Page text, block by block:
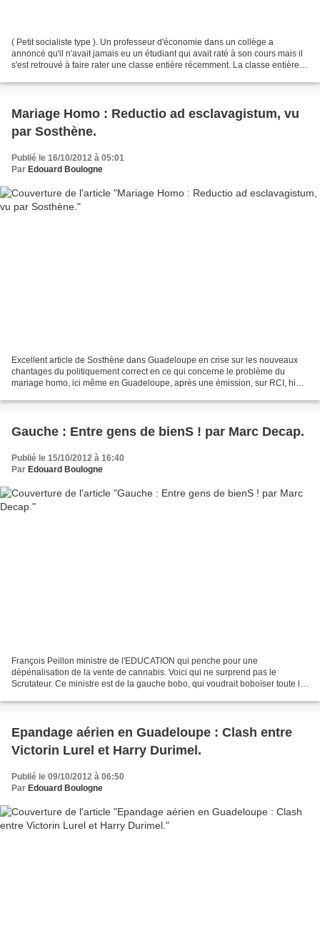
( Petit socialiste type ). Un professeur d'économie dans un collège a
annoncé qu'il n'avait jamais eu un étudiant qui avait raté à son cours mais il
s'est retrouvé à faire rater une classe entière récemment. La classe entière
Mariage Homo : Reductio ad esclavagistum, vu
par Sosthène.
Publié le 16/10/2012 à 05:01
Par Edouard Boulogne
Excellent article de Sosthène dans Guadeloupe en crise sur les nouveaux
chantages du politiquement correct en ce qui concerne le problème du
mariage homo, ici même en Guadeloupe, après une émission, sur RCI, hier
Gauche : Entre gens de bienS ! par Marc Decap.
Publié le 15/10/2012 à 16:40
Par Edouard Boulogne
François Peillon ministre de l'EDUCATION qui penche pour une
dépénalisation de la vente de cannabis. Voici qui ne surprend pas le
Scrutateur. Ce ministre est de la gauche bobo, qui voudrait boboïser toute la
Epandage aérien en Guadeloupe : Clash entre
Victorin Lurel et Harry Durimel.
Publié le 09/10/2012 à 06:50
Par Edouard Boulogne